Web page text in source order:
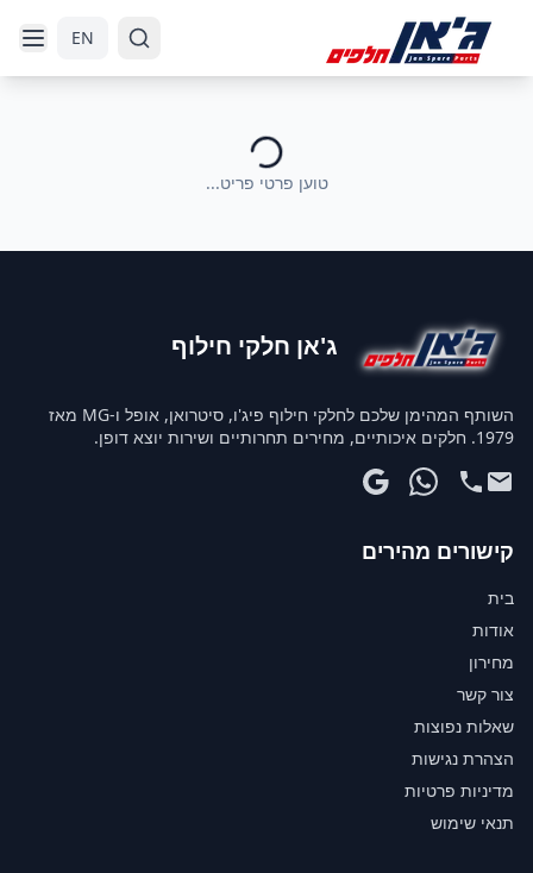
EN
טוען פרטי פריט...
ג'אן חלקי חילוף
השותף המהימן שלכם לחלקי חילוף פיג'ו, סיטרואן, אופל ו-MG מאז
1979. חלקים איכותיים, מחירים תחרותיים ושירות יוצא דופן.
קישורים מהירים
בית
אודות
מחירון
צור קשר
שאלות נפוצות
הצהרת נגישות
מדיניות פרטיות
תנאי שימוש